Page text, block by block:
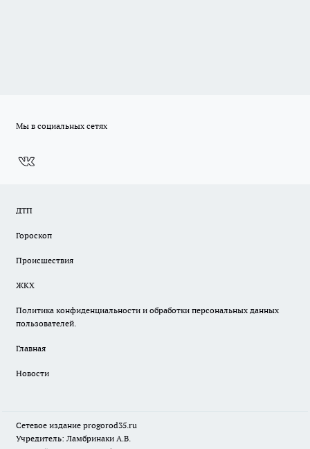
Мы в социальных сетях
ДТП
Гороскоп
Происшествия
ЖКХ
Политика конфиденциальности и обработки персональных данных
пользователей.
Главная
Новости
Сетевое издание progorod35.ru
Учредитель: Ламбринаки А.В.